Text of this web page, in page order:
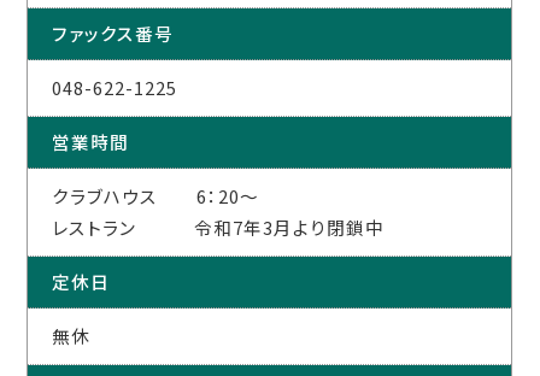
ファックス番号
048-622-1225
営業時間
クラブハウス 6：20～
レストラン 令和7年3月より閉鎖中
定休日
無休